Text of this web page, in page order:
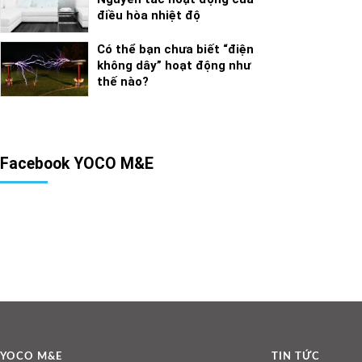
điều hòa nhiệt độ
Có thể bạn chưa biết “điện
không dây” hoạt động như
thế nào?
Facebook YOCO M&E
YOCO M&E TIN TỨC